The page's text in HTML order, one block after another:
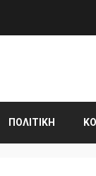
ΠΟΛΙΤΙΚΉ